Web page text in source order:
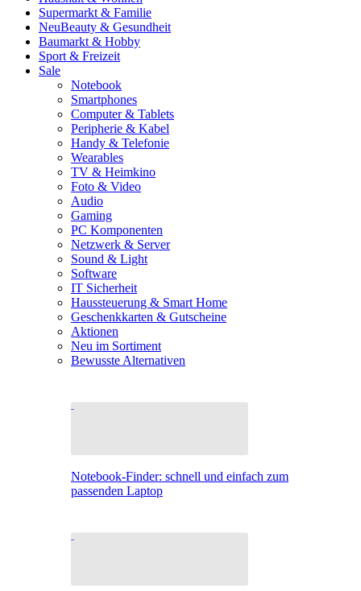
Supermarkt & Familie
NeuBeauty & Gesundheit
Baumarkt & Hobby
Sport & Freizeit
Sale
Notebook
Smartphones
Computer & Tablets
Peripherie & Kabel
Handy & Telefonie
Wearables
TV & Heimkino
Foto & Video
Audio
Gaming
PC Komponenten
Netzwerk & Server
Sound & Light
Software
IT Sicherheit
Haussteuerung & Smart Home
Geschenkkarten & Gutscheine
Aktionen
Neu im Sortiment
Bewusste Alternativen
Notebook-Finder: schnell und einfach zum
passenden Laptop